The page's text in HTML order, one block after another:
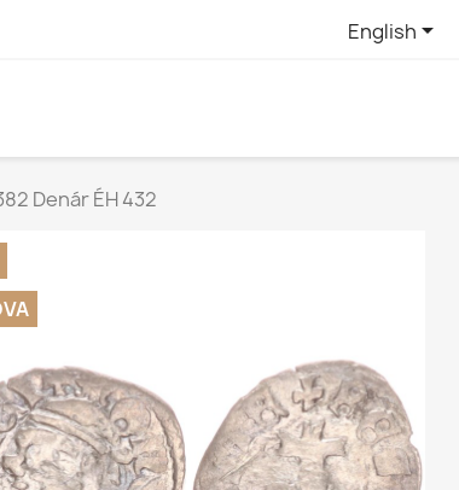
English
Denár ÉH 432